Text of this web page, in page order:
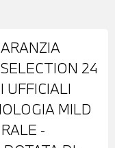
24
UFFICIALI
MILD
-